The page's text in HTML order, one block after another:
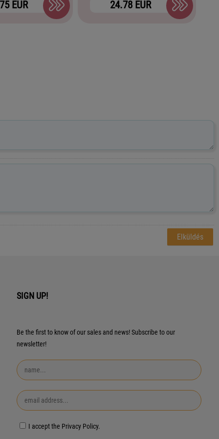
EUR 24.78 EUR
SIGN UP!
Be the first to know of our sales and news! Subscribe to our
newsletter!
I accept the Privacy Policy.